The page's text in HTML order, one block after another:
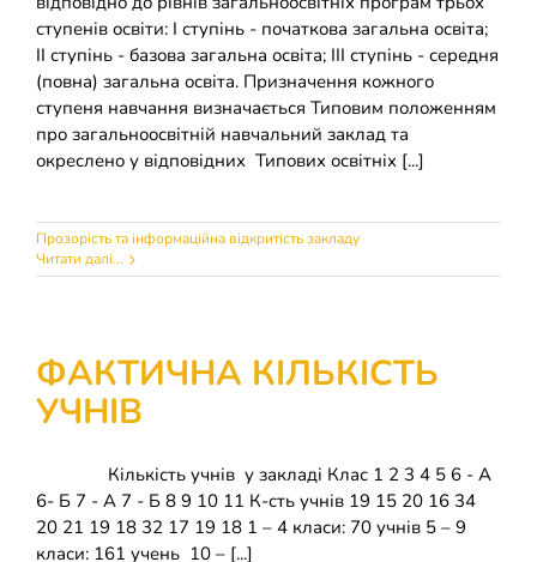
ступенів освіти: I ступінь - початкова загальна освіта;
II ступінь - базова загальна освіта; III ступінь - середня
(повна) загальна освіта. Призначення кожного
ступеня навчання визначається Типовим положенням
про загальноосвітній навчальний заклад та
окреслено у відповідних Типових освітніх [...]
Прозорість та інформаційна відкритість закладу
Читати далі...
ФАКТИЧНА КІЛЬКІСТЬ
УЧНІВ
Кількість учнів у закладі Клас 1 2 3 4 5 6 - А
6- Б 7 - А 7 - Б 8 9 10 11 К-сть учнів 19 15 20 16 34
20 21 19 18 32 17 19 18 1 – 4 класи: 70 учнів 5 – 9
класи: 161 учень 10 – [...]